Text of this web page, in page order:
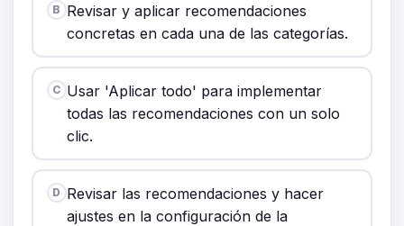
B Revisar y aplicar recomendaciones
concretas en cada una de las categorías.
C Usar 'Aplicar todo' para implementar
todas las recomendaciones con un solo
clic.
D Revisar las recomendaciones y hacer
ajustes en la configuración de la